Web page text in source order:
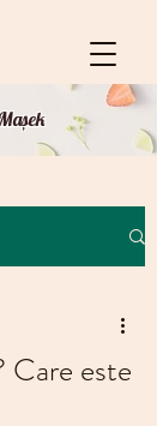
Care este